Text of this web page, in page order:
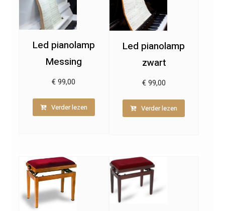
Led pianolamp
Messing
€ 99,00
Verder lezen
Led pianolamp
zwart
€99,00
Verder lezen